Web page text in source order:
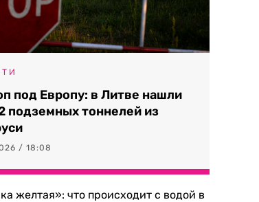
под Европу: в Литве нашли
подземных тоннелей из
/ 18:08
желтая»: что происходит с водой в